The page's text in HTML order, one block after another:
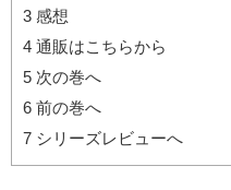
3 感想
4 通販はこちらから
5 次の巻へ
6 前の巻へ
7 シリーズレビューへ